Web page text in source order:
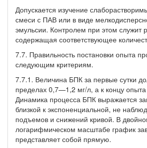
Допускается изучение
смеси с ПАВ или в виде
эмульсии. Контролем при этом служит
содержащая соответствующее
7.7. Правильность постановки опыта
следующим критериям.
7.7.1. Величина БПК за первые сутки
пределах 0,7—1,2 мг/л, а к концу
Динамика процесса БПК выражается
близкой к экспоненциальной, не
подъемов и снижений кривой. В
логарифмическом масштабе график
представляет собой прямую.